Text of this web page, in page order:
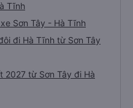
Tĩnh
Sơn Tây - Hà Tĩnh
đi Hà Tĩnh từ Sơn Tây
2027 từ Sơn Tây đi Hà